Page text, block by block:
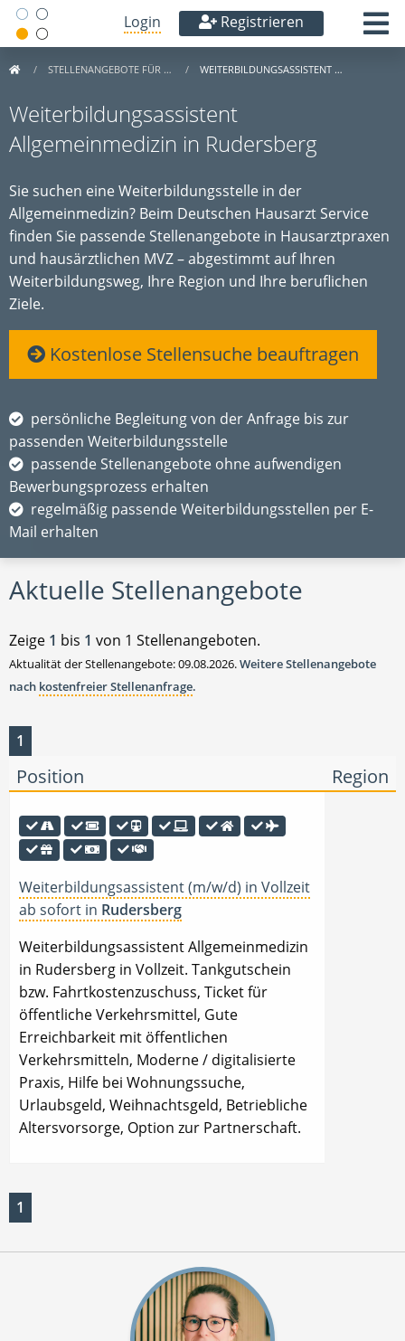
Login Registrieren
STELLENANGEBOTE FÜR … WEITERBILDUNGSASSISTENT …
Weiterbildungsassistent
Allgemeinmedizin in Rudersberg
Sie suchen eine Weiterbildungsstelle in der
Allgemeinmedizin? Beim Deutschen Hausarzt Service
finden Sie passende Stellenangebote in Hausarztpraxen
und hausärztlichen MVZ – abgestimmt auf Ihren
Weiterbildungsweg, Ihre Region und Ihre beruflichen
Ziele.
Kostenlose Stellensuche beauftragen
persönliche Begleitung von der Anfrage bis zur
passenden Weiterbildungsstelle
passende Stellenangebote ohne aufwendigen
Bewerbungsprozess erhalten
regelmäßig passende Weiterbildungsstellen per E-
Mail erhalten
Aktuelle Stellenangebote
Zeige 1 bis 1 von 1 Stellenangeboten.
Aktualität der Stellenangebote: 09.08.2026.Weitere Stellenangebote
nach kostenfreier Stellenanfrage.
1
Position Region
Weiterbildungsassistent (m/w/d) in Vollzeit
ab sofort in Rudersberg
Weiterbildungsassistent Allgemeinmedizin
in Rudersberg in Vollzeit. Tankgutschein
bzw. Fahrtkostenzuschuss, Ticket für
öffentliche Verkehrsmittel, Gute
Erreichbarkeit mit öffentlichen
Verkehrsmitteln, Moderne / digitalisierte
Praxis, Hilfe bei Wohnungssuche,
Urlaubsgeld, Weihnachtsgeld, Betriebliche
Altersvorsorge, Option zur Partnerschaft.
1